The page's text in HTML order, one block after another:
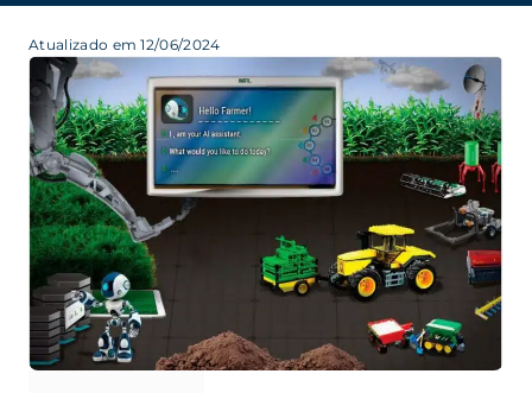
Atualizado em 12/06/2024